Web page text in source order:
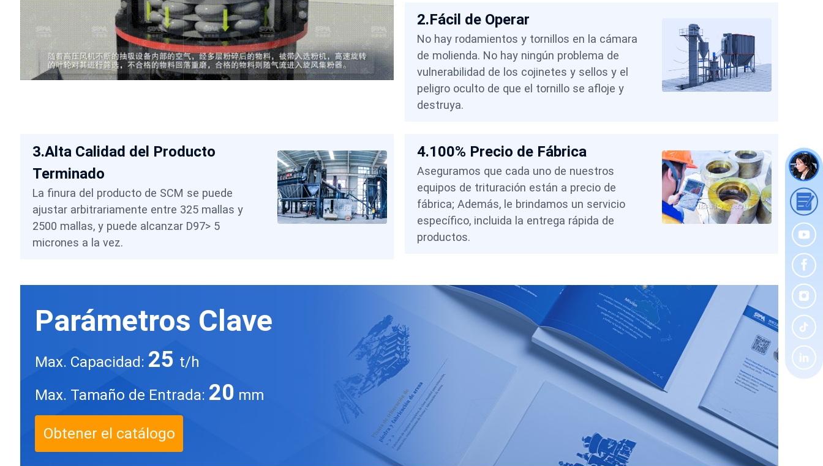
2.Fácil de Operar
No hay rodamientos y tornillos en la cámara
de molienda. No hay ningún problema de
vulnerabilidad de los cojinetes y sellos y el
peligro oculto de que el tornillo se afloje y
destruya.
3.Alta Calidad del Producto
Terminado
La finura del producto de SCM se puede
ajustar arbitrariamente entre 325 mallas y
2500 mallas, y puede alcanzar D97> 5
micrones a la vez.
4.100% Precio de Fábrica
Aseguramos que cada uno de nuestros
equipos de trituración están a precio de
fábrica; Además, le brindamos un servicio
específico, incluida la entrega rápida de
productos.
Parámetros Clave
Max. Capacidad: 25 t/h
Max. Tamaño de Entrada: 20 mm
Obtener el catálogo